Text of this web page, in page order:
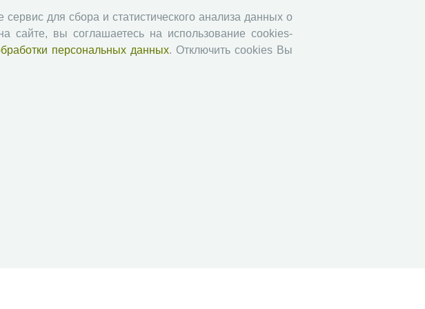
Социальное пространство
Юный экономист
АгроЗооТехника
сервис для сбора и статистического анализа данных о
сайте, вы соглашаетесь на использование cookies-
персональных данных. Отключить cookies Вы